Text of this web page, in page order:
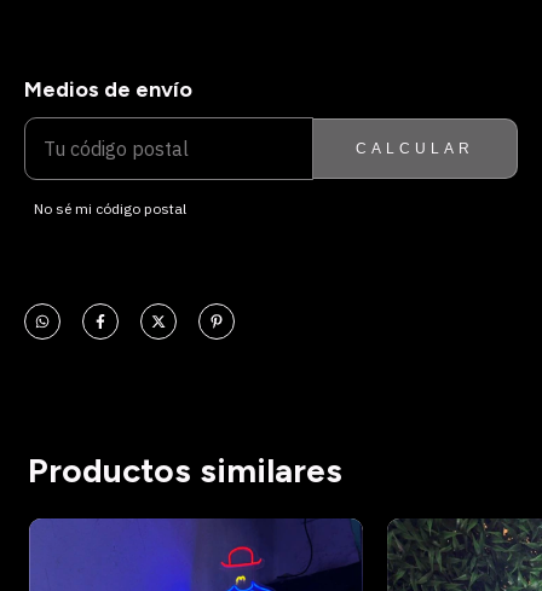
ENTREGAS PARA EL CP:
Medios de envío
CALCULAR
No sé mi código postal
Productos similares